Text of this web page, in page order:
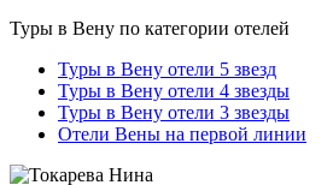
Туры в Вену по категории отелей
Туры в Вену отели 5 звезд
Туры в Вену отели 4 звезды
Туры в Вену отели 3 звезды
Отели Вены на первой линии